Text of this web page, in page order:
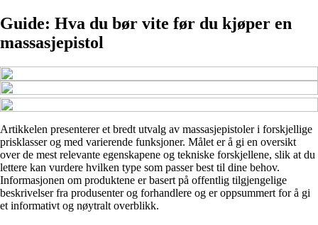
Guide: Hva du bør vite før du kjøper en
massasjepistol
Artikkelen presenterer et bredt utvalg av massasjepistoler i forskjellige
prisklasser og med varierende funksjoner. Målet er å gi en oversikt
over de mest relevante egenskapene og tekniske forskjellene, slik at du
lettere kan vurdere hvilken type som passer best til dine behov.
Informasjonen om produktene er basert på offentlig tilgjengelige
beskrivelser fra produsenter og forhandlere og er oppsummert for å gi
et informativt og nøytralt overblikk.